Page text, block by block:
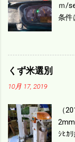
ｍ/
条件
ｍ/
機
題で
った
くず米選別
10月 17, 2019
（
ｼﾋｶ